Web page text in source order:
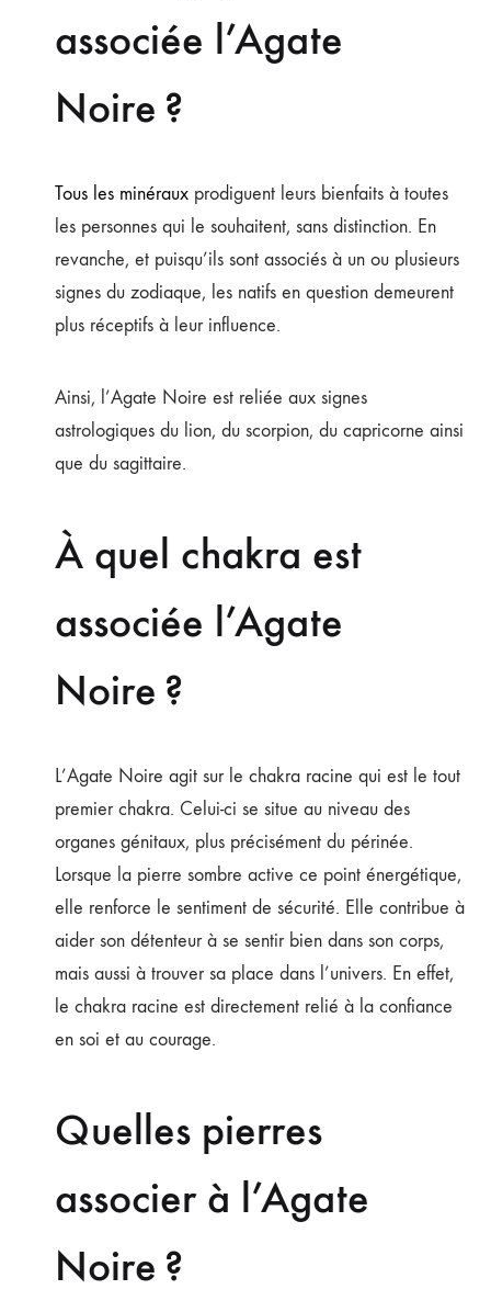
associée l’Agate
Noire ?
Tous les minéraux prodiguent leurs bienfaits à toutes
les personnes qui le souhaitent, sans distinction. En
revanche, et puisqu’ils sont associés à un ou plusieurs
signes du zodiaque, les natifs en question demeurent
plus réceptifs à leur influence.
Ainsi, l’Agate Noire est reliée aux signes
astrologiques du lion, du scorpion, du capricorne ainsi
que du sagittaire.
À quel chakra est
associée l’Agate
Noire ?
L’Agate Noire agit sur le chakra racine qui est le tout
premier chakra. Celui-ci se situe au niveau des
organes génitaux, plus précisément du périnée.
Lorsque la pierre sombre active ce point énergétique,
elle renforce le sentiment de sécurité. Elle contribue à
aider son détenteur à se sentir bien dans son corps,
mais aussi à trouver sa place dans l’univers. En effet,
le chakra racine est directement relié à la confiance
en soi et au courage.
Quelles pierres
associer à l’Agate
Noire ?